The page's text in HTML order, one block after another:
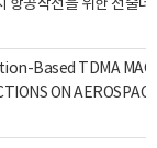
항공작전을 위한 전술
Based TDMA
ON